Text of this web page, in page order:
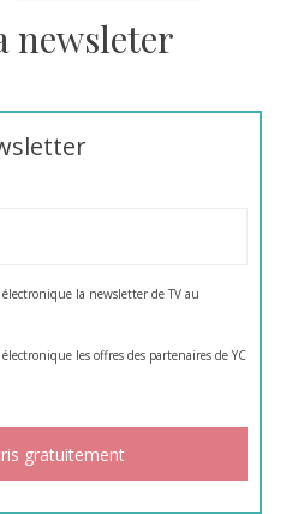
newsleter
la newsletter de TV au
les offres des partenaires de YC